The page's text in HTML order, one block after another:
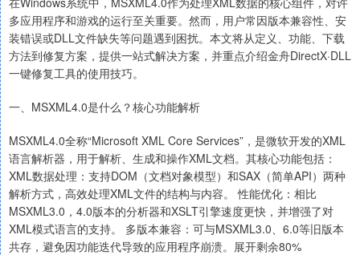
多应用程序和游戏的运行至关重要。然而，用户常因版本兼容性、安
装错误或DLL文件缺失等问题遇到困扰。本文将从定义、功能、下载
方法到修复方案，提供一站式解决方案，并重点介绍金舟DirectX·DLL
一键修复工具的使用技巧。
一、MSXML4.0是什么？核心功能解析
MSXML4.0全称“Microsoft XML Core Services”，是微软开发的XML
语言解析器，用于解析、生成和操作XML文档。其核心功能包括：
XML数据处理：支持DOM（文档对象模型）和SAX（简单API）两种
解析方式，高效处理XML文件的结构与内容。 性能优化：相比
MSXML3.0，4.0版本的分析器和XSLT引擎速度更快，并增强了对
XML模式语言的支持。 多版本兼容：可与MSXML3.0、6.0等旧版本
共存，避免因功能迭代导致的应用程序崩溃。展开剩余80%